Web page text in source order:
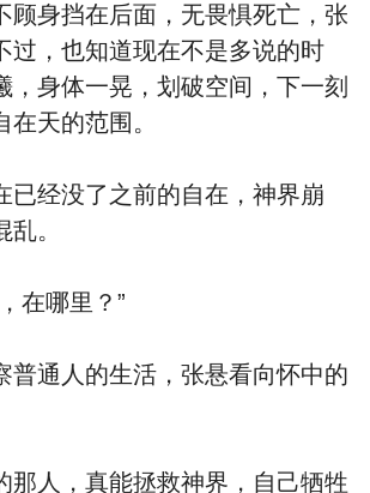
身挡在后面，无畏惧死亡，张
过，也知道现在不是多说的时
，身体一晃，划破空间，下一刻
天的范围。
经没了之前的自在，神界崩
。
哪里？”
通人的生活，张悬看向怀中的
人，真能拯救神界，自己牺牲